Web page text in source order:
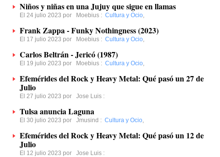
Niños y niñas en una Jujuy que sigue en llamas
El 24 julio 2023 por Moebius : Cultura y Ocio,
Frank Zappa - Funky Nothingness (2023)
El 17 julio 2023 por Moebius : Cultura y Ocio,
Carlos Beltrán - Jericó (1987)
El 19 julio 2023 por Moebius : Cultura y Ocio,
Efemérides del Rock y Heavy Metal: Qué pasó un 27 de
Julio
El 27 julio 2023 por Jose Luis :
Tulsa anuncia Laguna
El 30 julio 2023 por Jmusind : Cultura y Ocio,
Efemérides del Rock y Heavy Metal: Qué pasó un 12 de
Julio
El 12 julio 2023 por Jose Luis :